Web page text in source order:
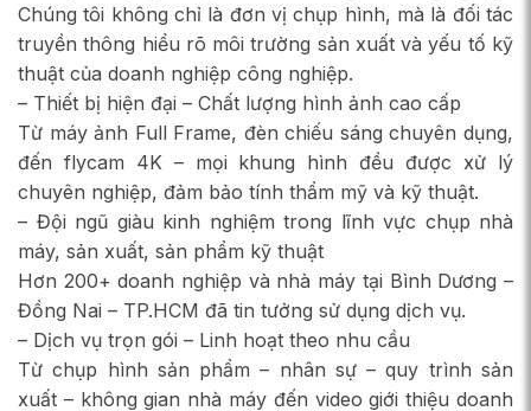
Chúng tôi không chỉ là đơn vị chụp hình, mà là đối tác
truyền thông hiểu rõ môi trường sản xuất và yếu tố kỹ
thuật của doanh nghiệp công nghiệp.
– Thiết bị hiện đại – Chất lượng hình ảnh cao cấp
Từ máy ảnh Full Frame, đèn chiếu sáng chuyên dụng,
đến flycam 4K – mọi khung hình đều được xử lý
chuyên nghiệp, đảm bảo tính thẩm mỹ và kỹ thuật.
– Đội ngũ giàu kinh nghiệm trong lĩnh vực chụp nhà
máy, sản xuất, sản phẩm kỹ thuật
Hơn 200+ doanh nghiệp và nhà máy tại Bình Dương –
Đồng Nai – TP.HCM đã tin tưởng sử dụng dịch vụ.
– Dịch vụ trọn gói – Linh hoạt theo nhu cầu
Từ chụp hình sản phẩm – nhân sự – quy trình sản
xuất – không gian nhà máy đến video giới thiệu doanh